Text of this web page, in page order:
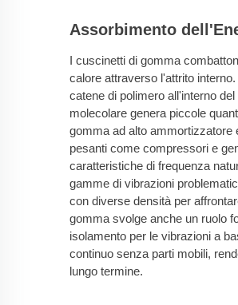
Assorbimento
I cuscinetti di gomma
calore attraverso l'attrito
catene di polimero all'interno
molecolare genera piccole
gomma ad alto ammortizzatore
pesanti come compressori e
caratteristiche di frequenza
gamme di vibrazioni
con diverse densità per
gomma svolge anche un ruolo
isolamento per le vibrazioni a
continuo senza parti mobili,
lungo termine.